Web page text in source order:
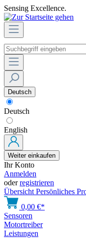
Sensing Excellence.
Deutsch
Deutsch
English
Weiter einkaufen
Ihr Konto
Anmelden
oderregistrieren
Übersicht Persönliches
0,00 €*
Sensoren
Motortreiber
Leistungen